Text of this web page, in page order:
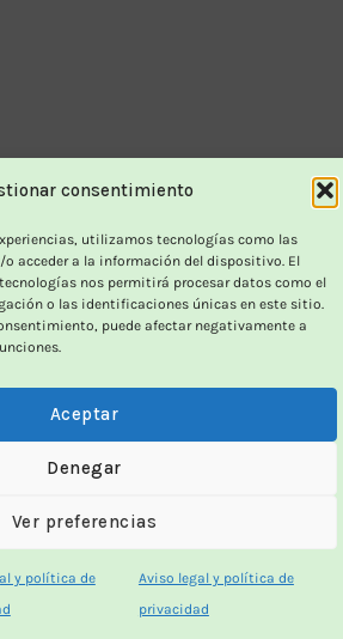
consentimiento
utilizamos tecnologías como las
acceder a la información del dispositivo. El
nos permitirá procesar datos como el
o las identificaciones únicas en este sitio.
puede afectar negativamente a
Aceptar
Denegar
Ver preferencias
y política de
Aviso legal y política de
privacidad